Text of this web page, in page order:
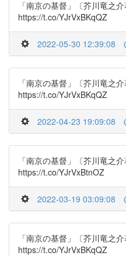
「南京の基督」〔芥川竜之
https://t.co/YJrVxBKqQZ
2022-05-30 12:39:08
「南京の基督」〔芥川竜之
https://t.co/YJrVxBKqQZ
2022-04-23 19:09:08
「南京の基督」〔芥川竜之
https://t.co/YJrVxBtnOZ
2022-03-19 03:09:08
「南京の基督」〔芥川竜之
https://t.co/YJrVxBKqQZ